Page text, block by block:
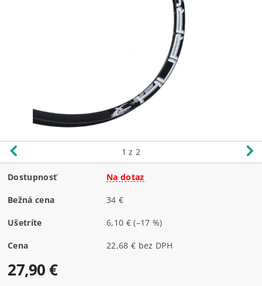
1 z 2
Dostupnosť Na dotaz
Bežná cena 34 €
Ušetríte 6,10 €(–17 %)
Cena 22,68 € bez DPH
27,90 €